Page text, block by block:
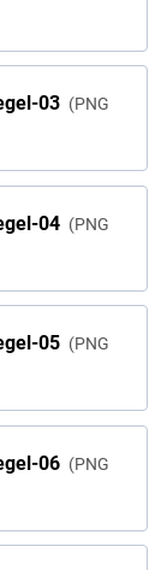
03
PNG
04
PNG
05
PNG
06
PNG